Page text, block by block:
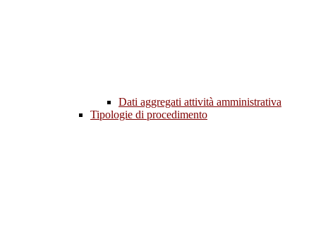
Dati aggregati attività amministrativa
Tipologie di procedimento